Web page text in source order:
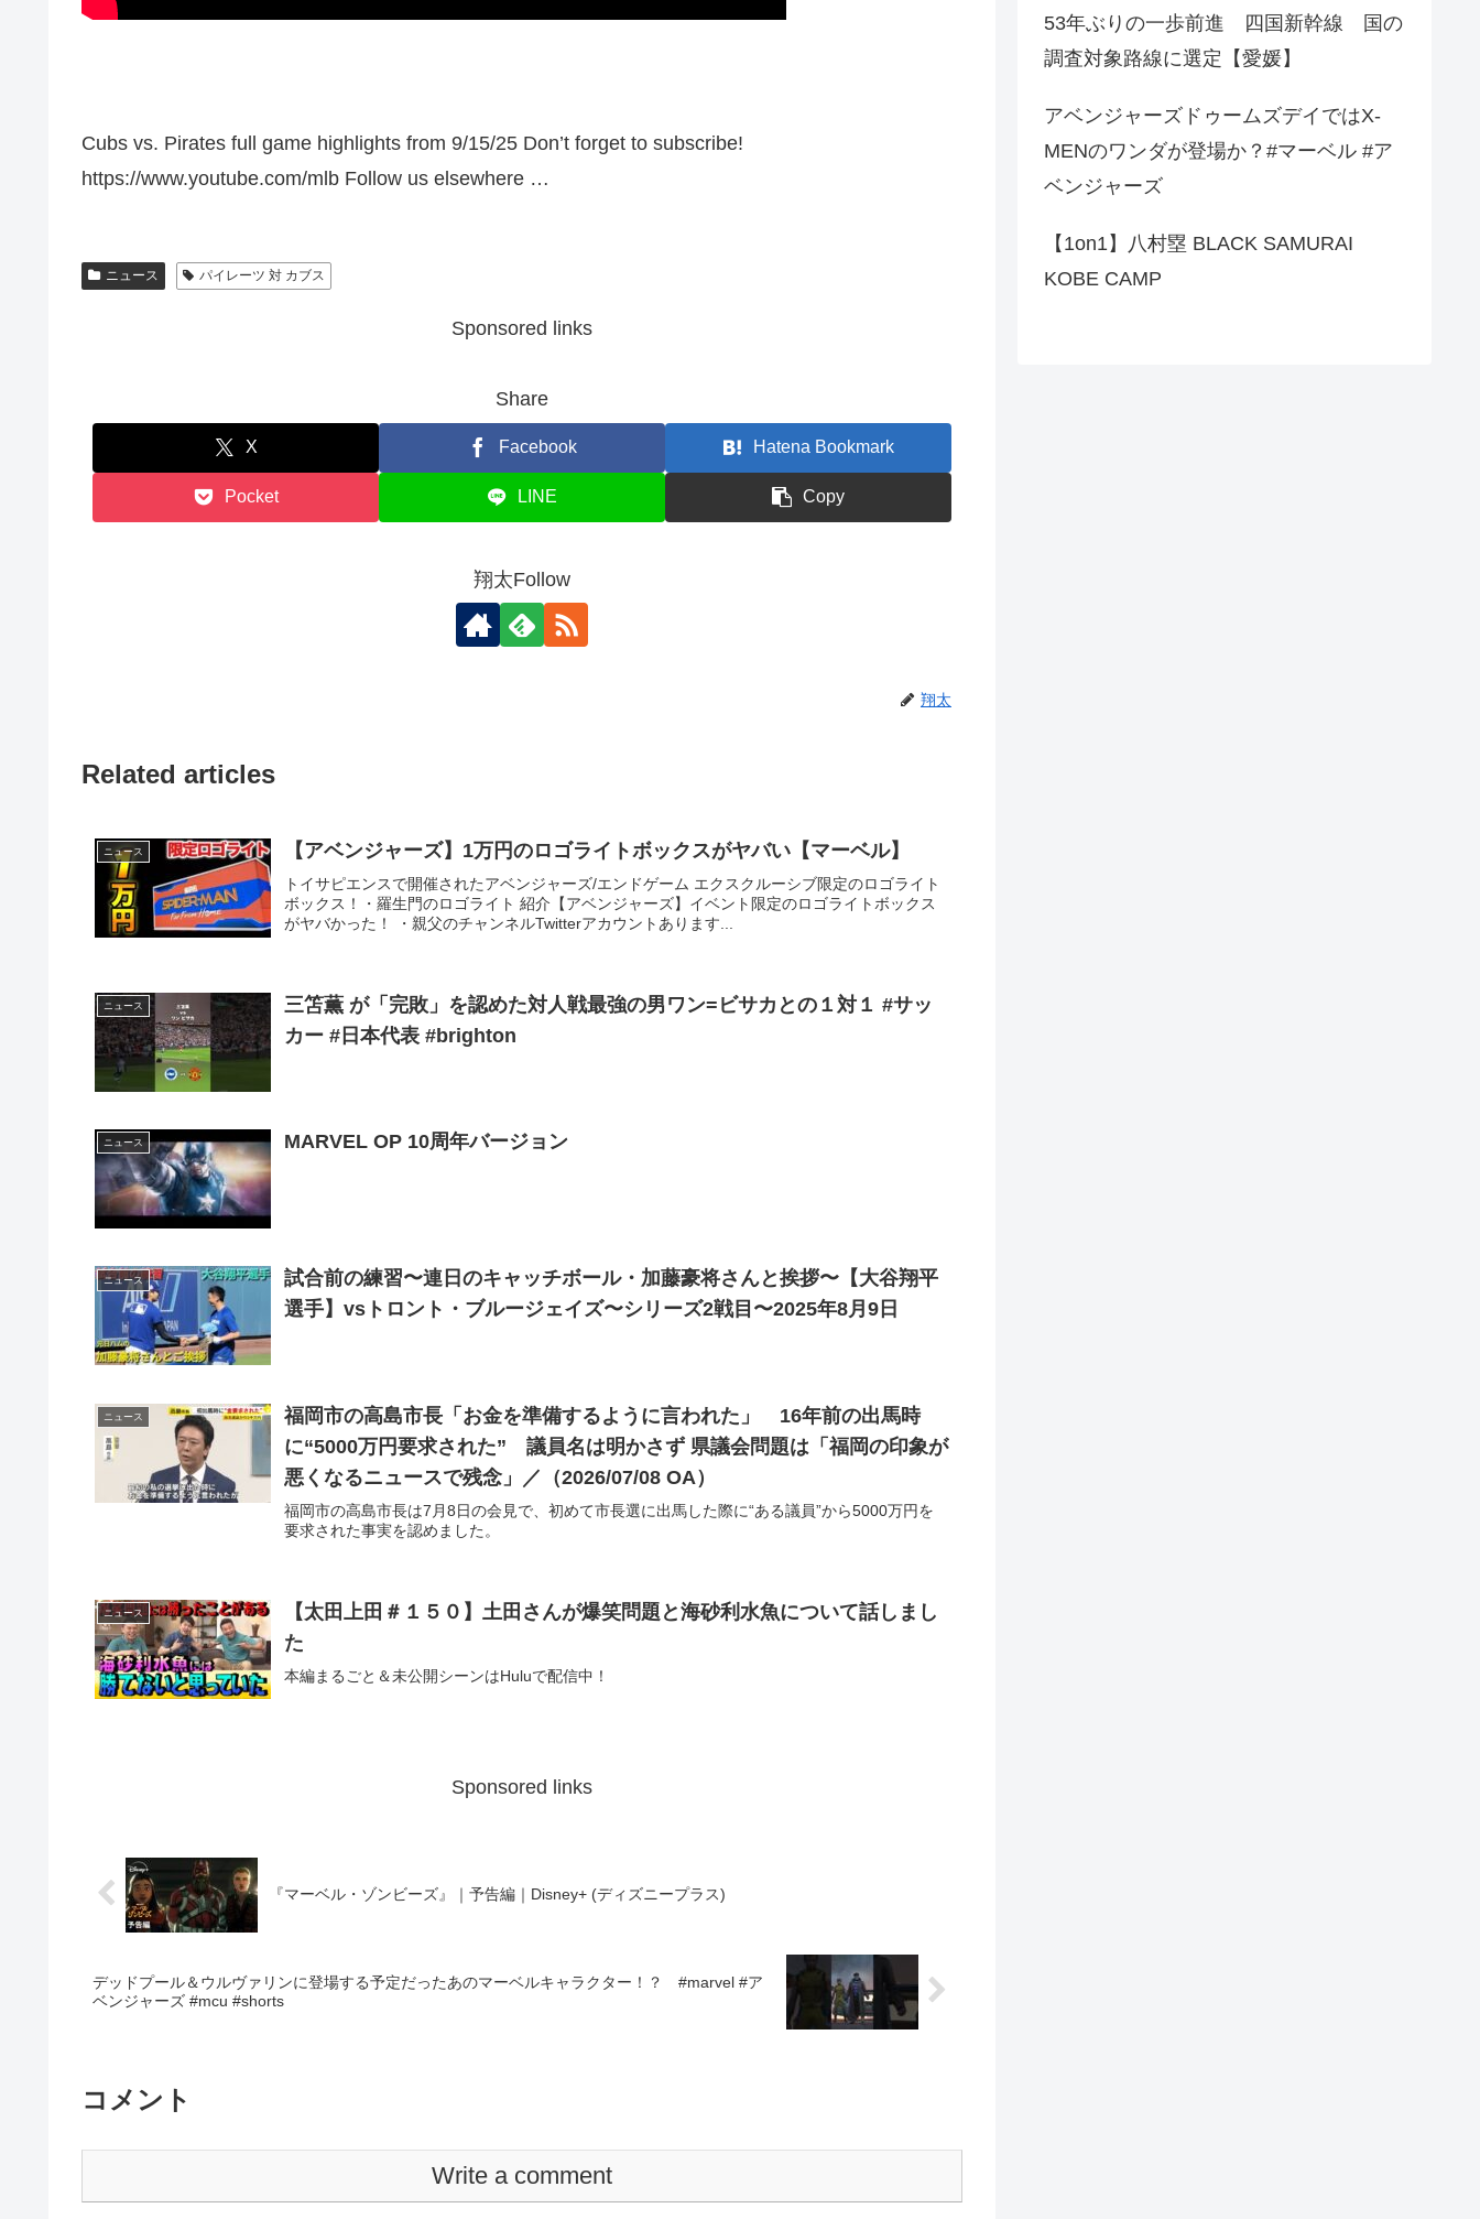
Cubs vs. Pirates full game highlights from 9/15/25 Don’t forget to subscribe!
https://www.youtube.com/mlb Follow us elsewhere …
ニュース パイレーツ 対 カブス
Sponsored links
Share
X Facebook Hatena Bookmark
Pocket LINE Copy
翔太Follow
翔太
Related articles
ニュース 【アベンジャーズ】1万円のロゴライトボックスがヤバい【マーベル】
トイサピエンスで開催されたアベンジャーズ/エンドゲーム エクスクルーシブ限定のロゴライト
ボックス！・羅生門のロゴライト 紹介【アベンジャーズ】イベント限定のロゴライトボックス
がヤバかった！ ・親父のチャンネルTwitterアカウントあります...
ニュース
三笘薫 が「完敗」を認めた対人戦最強の男ワン=ビサカとの１対１ #サッ
カー #日本代表 #brighton
ニュース MARVEL OP 10周年バージョン
ニュース
試合前の練習〜連日のキャッチボール・加藤豪将さんと挨拶〜【大谷翔平
選手】vsトロント・ブルージェイズ〜シリーズ2戦目〜2025年8月9日
ニュース
福岡市の高島市長「お金を準備するように言われた」 16年前の出馬時
に“5000万円要求された” 議員名は明かさず 県議会問題は「福岡の印象が
悪くなるニュースで残念」／（2026/07/08 OA）
福岡市の高島市長は7月8日の会見で、初めて市長選に出馬した際に“ある議員”から5000万円を
要求された事実を認めました。
ニュース
【太田上田＃１５０】土田さんが爆笑問題と海砂利水魚について話しまし
た
本編まるごと＆未公開シーンはHuluで配信中！
Sponsored links
『マーベル・ゾンビーズ』｜予告編｜Disney+ (ディズニープラス)
デッドプール＆ウルヴァリンに登場する予定だったあのマーベルキャラクター！？ #marvel #ア
ベンジャーズ #mcu #shorts
コメント
Write a comment
53年ぶりの一歩前進 四国新幹線 国の
調査対象路線に選定【愛媛】
アベンジャーズドゥームズデイではX-
MENのワンダが登場か？#マーベル #ア
ベンジャーズ
【1on1】八村塁 BLACK SAMURAI
KOBE CAMP